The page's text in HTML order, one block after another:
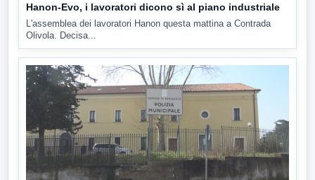
Hanon-Evo, i lavoratori dicono sì al piano industriale
L'assemblea dei lavoratori Hanon questa mattina a Contrada
Olivola. Decisa...